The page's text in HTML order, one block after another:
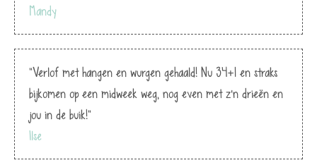
Mandy
"Verlof met hangen en wurgen gehaald! Nu 34+1 en straks
bijkomen op een midweek weg, nog even met z’n drieën en
jou in de buik!"
Ilse